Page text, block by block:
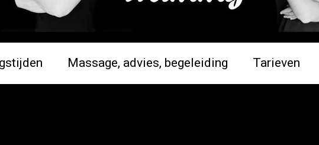
Massage, advies, begeleiding Tarieven